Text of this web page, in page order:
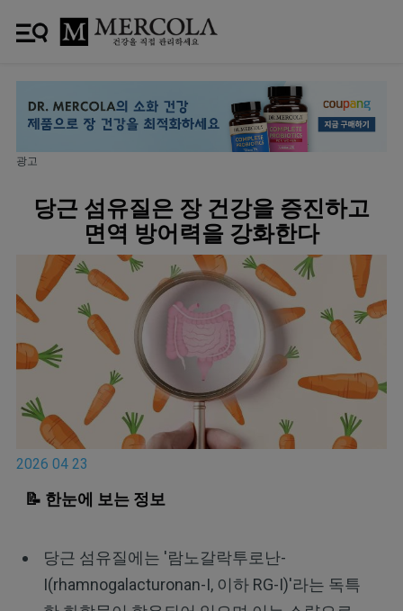
광고
당근 섬유질은 장 건강을 증진하고
면역 방어력을 강화한다
2026 04 23
📝 한눈에 보는 정보
당근 섬유질에는 '람노갈락투로난-
I(rhamnogalacturonan-I, 이하 RG-I)'라는 독특